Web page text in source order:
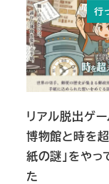
行
リアル脱出ゲー
博物館と時を
紙の謎」をやっ
た